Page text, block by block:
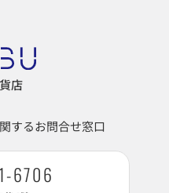
店
するお問合せ窓口
6706